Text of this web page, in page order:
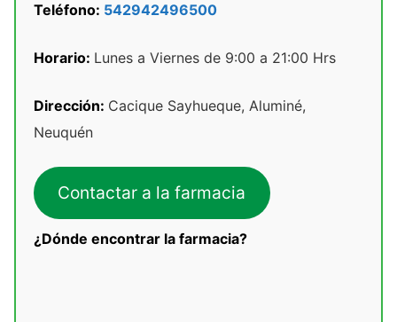
Teléfono: 542942496500
Horario: Lunes a Viernes de 9:00 a 21:00 Hrs
Dirección: Cacique Sayhueque, Aluminé,
Neuquén
Contactar a la farmacia
¿Dónde encontrar la farmacia?